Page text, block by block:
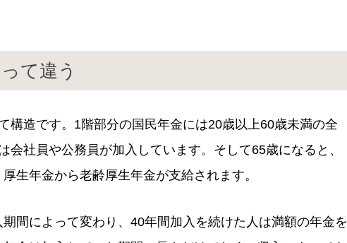
て違う
構造です。1階部分の国民年金には20歳以上60歳未満の全
会社員や公務員が加入しています。そして65歳になると、
生年金から老齢厚生年金が支給されます。
間によって変わり、40年間加入を続けた人は満額の年金を